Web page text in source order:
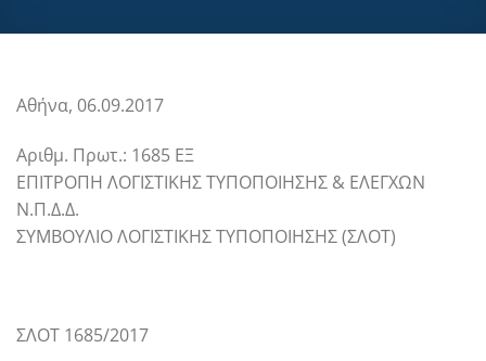
Αθήνα, 06.09.2017
Αριθμ. Πρωτ.: 1685 ΕΞ
ΕΠΙΤΡΟΠΗ ΛΟΓΙΣΤΙΚΗΣ ΤΥΠΟΠΟΙΗΣΗΣ & ΕΛΕΓΧΩΝ
Ν.Π.Δ.Δ.
ΣΥΜΒΟΥΛΙΟ ΛΟΓΙΣΤΙΚΗΣ ΤΥΠΟΠΟΙΗΣΗΣ (ΣΛΟΤ)
ΣΛΟΤ 1685/2017